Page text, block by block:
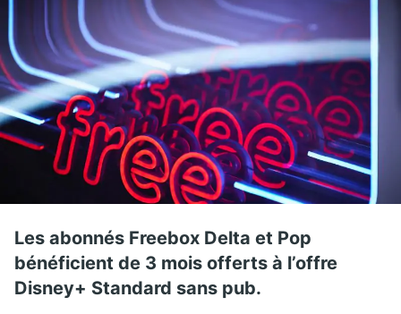
Les abonnés Freebox Delta et Pop
bénéficient de 3 mois offerts à l’offre
Disney+ Standard sans pub.